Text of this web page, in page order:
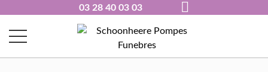
03 28 40 03 03